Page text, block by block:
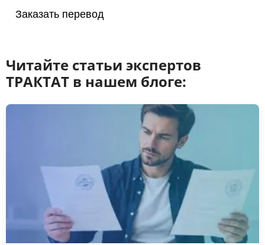
Заказать перевод
Читайте статьи экспертов
ТРАКТАТ в нашем блоге: